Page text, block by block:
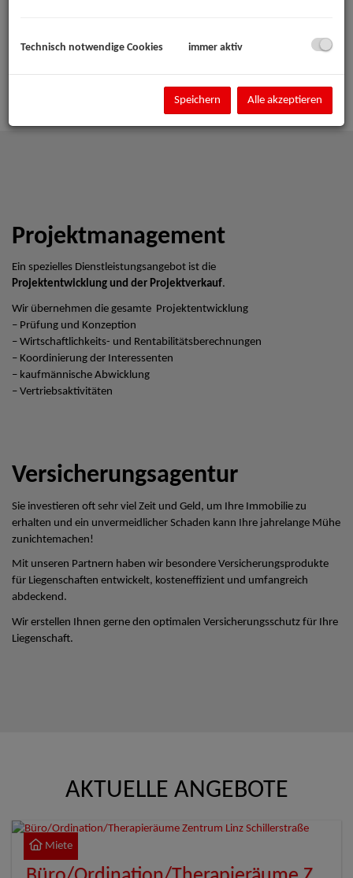
Projektmanagement
Ein spezielles Dienstleistungsangebot ist die
Projektentwicklung und der Projektverkauf.
Wir übernehmen die gesamte Projektentwicklung
– Prüfung und Konzeption
– Wirtschaftlichkeits- und Rentabilitätsberechnungen
– Koordinierung der Interessenten
– kaufmännische Abwicklung
– Vertriebsaktivitäten
Versicherungsagentur
Sie investieren oft sehr viel Zeit und Geld, um Ihre Immobilie zu
erhalten und ein unvermeidlicher Schaden kann Ihre jahrelange Mühe
zunichtemachen!
Mit unseren Partnern haben wir besondere Versicherungsprodukte
für Liegenschaften entwickelt, kosteneffizient und umfangreich
abdeckend.
Wir erstellen Ihnen gerne den optimalen Versicherungsschutz für Ihre
Liegenschaft.
AKTUELLE ANGEBOTE
Miete
Technisch notwendige Cookies immer aktiv
Speichern Alle akzeptieren